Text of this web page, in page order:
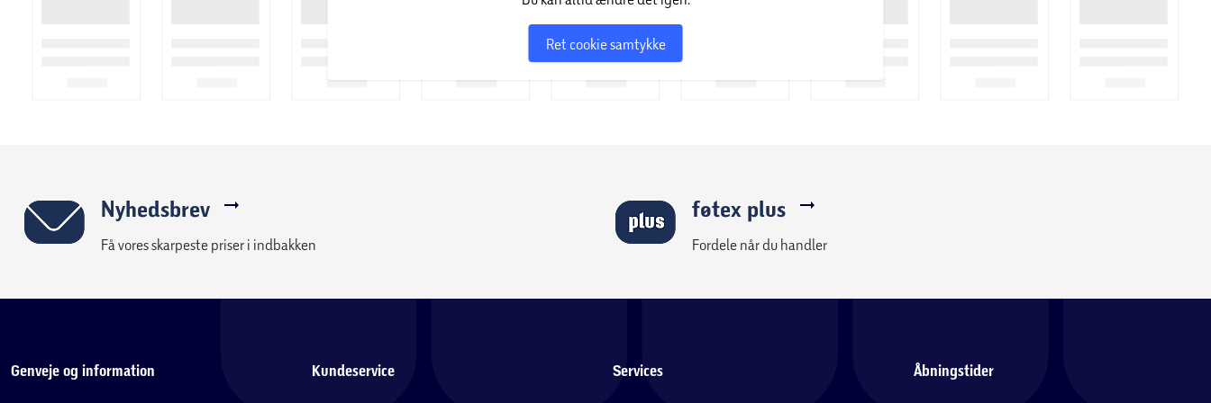
Ret cookie samtykke
Nyhedsbrev
Få vores skarpeste priser i indbakken
føtex plus
Fordele når du handler
Genveje og information Kundeservice Services Åbningstider